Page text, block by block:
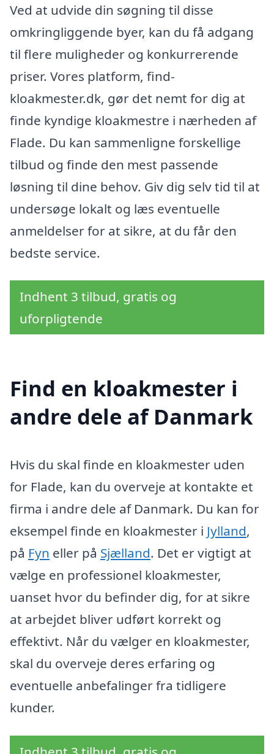
Ved at udvide din søgning til disse
omkringliggende byer, kan du få adgang
til flere muligheder og konkurrerende
priser. Vores platform, find-
kloakmester.dk, gør det nemt for dig at
finde kyndige kloakmestre i nærheden af
Flade. Du kan sammenligne forskellige
tilbud og finde den mest passende
løsning til dine behov. Giv dig selv tid til at
undersøge lokalt og læs eventuelle
anmeldelser for at sikre, at du får den
bedste service.
Indhent 3 tilbud, gratis og
uforpligtende
Find en kloakmester i
andre dele af Danmark
Hvis du skal finde en kloakmester uden
for Flade, kan du overveje at kontakte et
firma i andre dele af Danmark. Du kan for
eksempel finde en kloakmester i Jylland,
på Fyn eller på Sjælland. Det er vigtigt at
vælge en professionel kloakmester,
uanset hvor du befinder dig, for at sikre
at arbejdet bliver udført korrekt og
effektivt. Når du vælger en kloakmester,
skal du overveje deres erfaring og
eventuelle anbefalinger fra tidligere
kunder.